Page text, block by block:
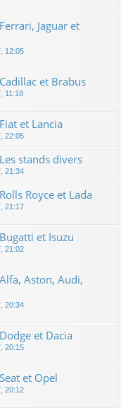
Jaguar et
12:05
et Brabus
11:18
et Lancia
22:05
stands divers
21:34
Royce et Lada
21:17
et Isuzu
21:02
Aston, Audi,
20:34
et Dacia
20:15
et Opel
20:12